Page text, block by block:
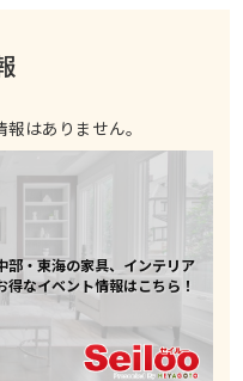
はありません。
部・東海の家具、インテリア
得なイベント情報はこちら！